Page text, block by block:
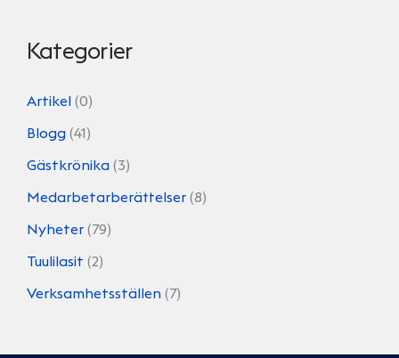
Kategorier
Artikel (0)
Blogg (41)
Gästkrönika (3)
Medarbetarberättelser (8)
Nyheter (79)
Tuulilasit (2)
Verksamhetsställen (7)